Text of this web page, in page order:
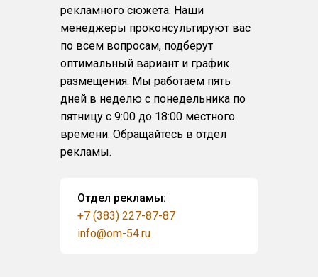
рекламного сюжета. Наши
менеджеры проконсультируют вас
по всем вопросам, подберут
оптимальный вариант и график
размещения. Мы работаем пять
дней в неделю с понедельника по
пятницу с 9:00 до 18:00 местного
времени. Обращайтесь в отдел
рекламы.
Отдел рекламы:
+7 (383) 227-87-87
info@om-54.ru